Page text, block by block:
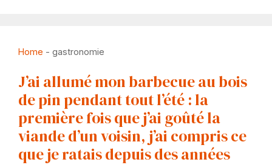
Home - gastronomie
J’ai allumé mon barbecue au bois
de pin pendant tout l’été : la
première fois que j’ai goûté la
viande d’un voisin, j’ai compris ce
que je ratais depuis des années